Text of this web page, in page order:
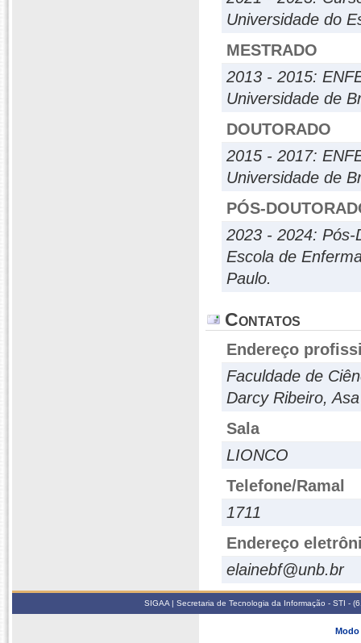
Universidade do
MESTRADO
2013 - 2015:
Universidade de
DOUTORADO
2015 - 2017:
Universidade de
PÓS-
2023 - 2024: Pós-
Escola de
Paulo.
Contatos
Endereço
Faculdade de
Darcy Ribeiro,
Sala
LIONCO
Telefone/Ramal
1711
Endereço
elainebf@unb.br
SIGAA | Secretaria de Tecnologia da Informação - STI -
Modo